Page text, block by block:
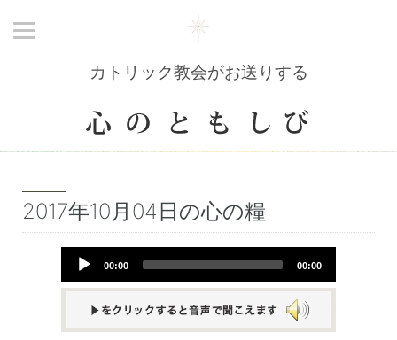
カトリック教会がお送りする
2017年10月04日の心の糧
Audio
00:00 00:00